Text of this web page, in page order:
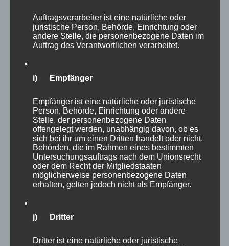
einbauen kann.
Im Artenschutzzentrum leben die Kirk Dikdiks.
konnte ich kaum schöne Bilder von ihnen
machen. Doch wenn man, weil man ja über
Nacht bleibt, der letzte Besucher ist und die
nette Tierpflegerin überzeugen kann, nur noch
fünf Minuten offen zu lassen, dann kommen
auch diese Tiere zur Ruhe. Auf dem Boden
sitzend konnte ich dann einige schöne Bilder
machen – schaut Euch den kleinen Rüssel an!
Auftragsverarbeiter ist eine natürliche oder
juristische Person, Behörde, Einrichtung oder
andere Stelle, die personenbezogene Daten im
Auftrag des Verantwortlichen verarbeitet.
i) Empfänger
Empfänger ist eine natürliche oder juristische
Person, Behörde, Einrichtung oder andere
Stelle, der personenbezogene Daten
offengelegt werden, unabhängig davon, ob es
sich bei ihr um einen Dritten handelt oder nicht.
Behörden, die im Rahmen eines bestimmten
Untersuchungsauftrags nach dem Unionsrecht
oder dem Recht der Mitgliedstaaten
möglicherweise personenbezogene Daten
erhalten, gelten jedoch nicht als Empfänger.
j) Dritter
Dritter ist eine natürliche oder juristische